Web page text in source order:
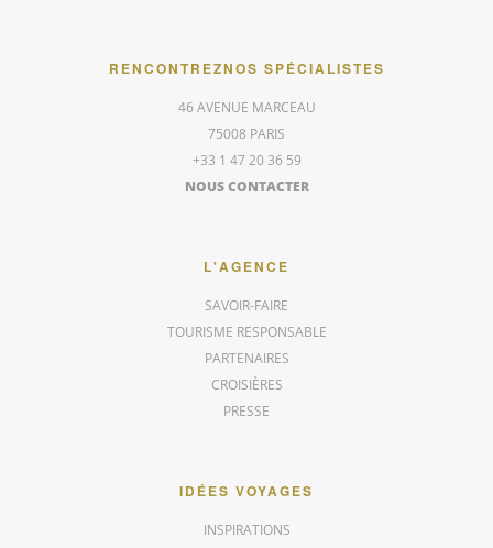
RENCONTREZNOS SPÉCIALISTES
46 AVENUE MARCEAU
75008 PARIS
+33 1 47 20 36 59
NOUS CONTACTER
L'AGENCE
SAVOIR-FAIRE
TOURISME RESPONSABLE
PARTENAIRES
CROISIÈRES
PRESSE
IDÉES VOYAGES
INSPIRATIONS